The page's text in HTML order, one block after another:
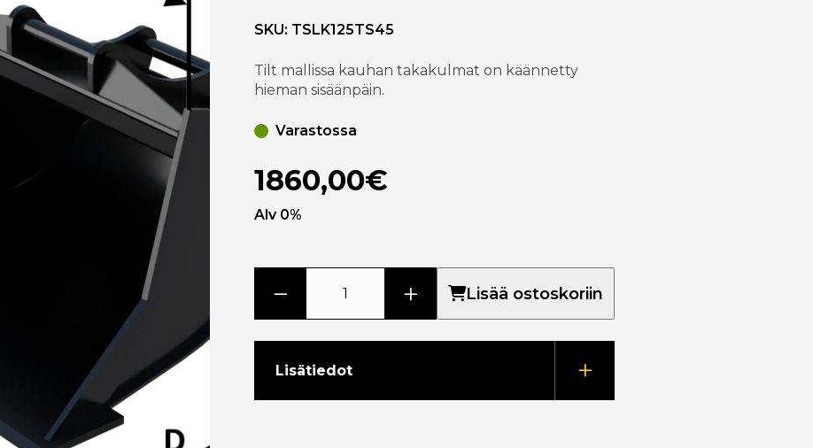
SKU: TSLK125TS45
Tilt mallissa kauhan takakulmat on käännetty
hieman sisäänpäin.
Varastossa
1860,00€
Alv 0%
Lisää ostoskoriin
Lisätiedot